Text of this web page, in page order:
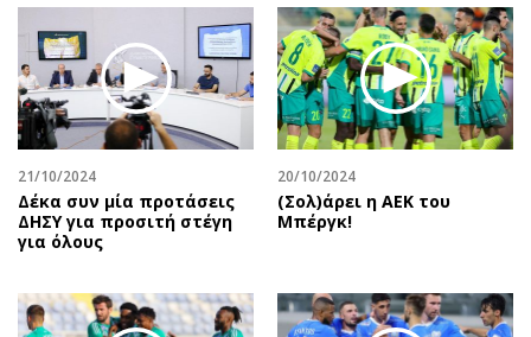
Ενέργεια
Ναυτιλία
Περιβάλλον
Ελλάδα
Κόσμος
Παράξενα
Πολιτισμός
Σινεμά
Μουσική
Γυναίκα
Showbiz
Ταξίδια
Συνταγές
Έξοδος
Media
Εκπομπές
Uncut
21/10/2024
Δέκα συν μία προτάσεις
ΔΗΣΥ για προσιτή στέγη
για όλους
20/10/2024
(Σολ)άρει η ΑΕΚ του
Μπέργκ!